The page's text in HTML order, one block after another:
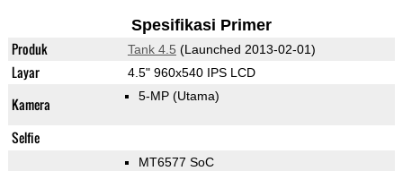
Spesifikasi Primer
Produk Tank 4.5 (Launched 2013-02-01)
Layar 4.5" 960x540 IPS LCD
Kamera 5-MP (Utama)
Selfie
MT6577 SoC